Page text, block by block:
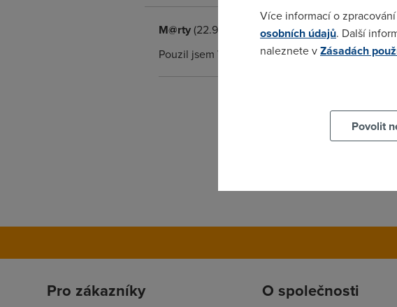
M@rty(22.9.2003 13:54:41)
Pouzil jsem WinProxy a uz to slape. Systemy
Pro zákazníky O společnosti
Více informací o
osobních údajů. Další
naleznete vZásadách
Povolit